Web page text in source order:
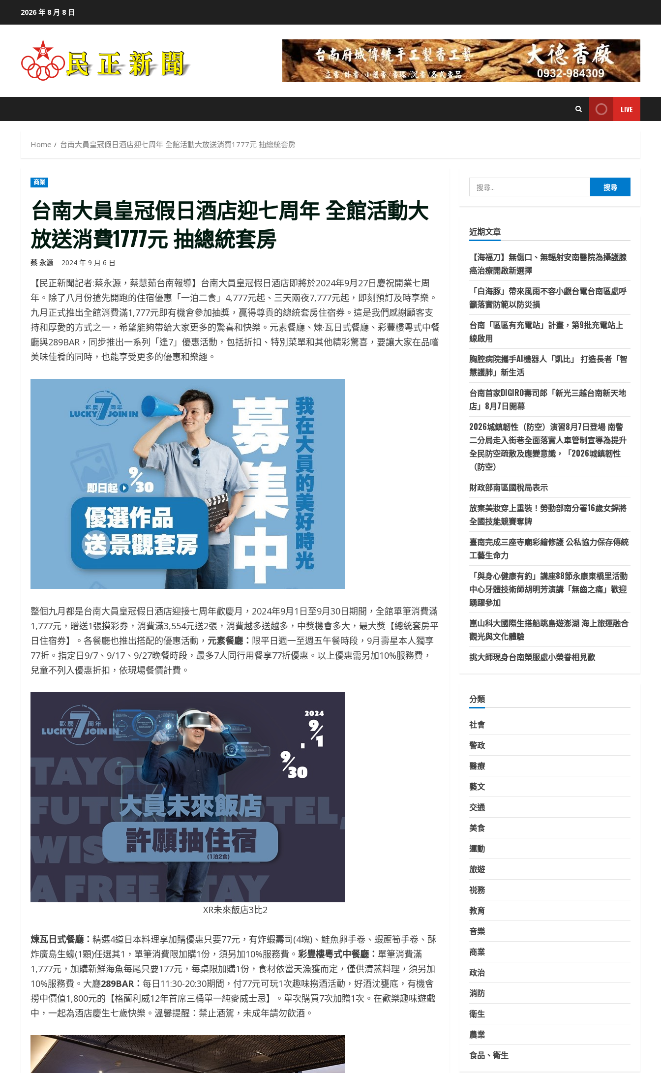
2026 年 8 月 8 日
LIVE
Home 台南大員皇冠假日酒店迎七周年 全館活動大放送消費1777元 抽總統套房
商業
台南大員皇冠假日酒店迎七周年 全館活動大
放送消費1777元 抽總統套房
蔡 永源 2024 年 9 月 6 日
【民正新聞記者:蔡永源，蔡慧茹台南報導】台南大員皇冠假日酒店即將於2024年9月27日慶祝開業七周
年。除了八月份搶先開跑的住宿優惠「一泊二食」4,777元起、三天兩夜7,777元起，即刻預訂及時享樂。
九月正式推出全館消費滿1,777元即有機會參加抽獎，贏得尊貴的總統套房住宿券。這是我們感謝顧客支
持和厚愛的方式之一，希望能夠帶給大家更多的驚喜和快樂。元素餐廳、煉·瓦日式餐廳、彩豐樓粵式中餐
廳與289BAR，同步推出一系列「逢7」優惠活動，包括折扣、特別菜單和其他精彩驚喜，要讓大家在品嚐
美味佳肴的同時，也能享受更多的優惠和樂趣。
整個九月都是台南大員皇冠假日酒店迎接七周年歡慶月，2024年9月1日至9月30日期間，全館單筆消費滿
1,777元，贈送1張摸彩券，消費滿3,554元送2張，消費越多送越多，中獎機會多大，最大獎【總統套房平
日住宿券】。各餐廳也推出搭配的優惠活動， 元素餐廳： 限平日週一至週五午餐時段，9月壽星本人獨享
77折。指定日9/7、9/17、9/27晚餐時段，最多7人同行用餐享77折優惠。以上優惠需另加10%服務費，
兒童不列入優惠折扣，依現場餐價計費。
XR未來飯店3比2
煉瓦日式餐廳： 精選4道日本料理享加購優惠只要77元，有炸蝦壽司(4塊)、鮭魚卵手卷、蝦蘆筍手卷、酥
炸廣島生蠔(1顆)任選其1，單筆消費限加購1份，須另加10%服務費。 彩豐樓粵式中餐廳： 單筆消費滿
1,777元，加購新鮮海魚每尾只要177元，每桌限加購1份，食材依當天漁獲而定，僅供清蒸料理，須另加
10%服務費。大廳289BAR： 每日11:30-20:30期間，付77元可玩1次趣味撈酒活動，好酒沈甕底，有機會
撈中價值1,800元的【格蘭利威12年首席三桶單一純麥威士忌】。單次購買7次加贈1次。在歡樂趣味遊戲
中，一起為酒店慶生七歲快樂。溫馨提醒：禁止酒駕，未成年請勿飲酒。
尋
字:
近期文章
【海福刀】無傷口、無輻射安南醫院為攝護腺
癌治療開啟新選擇
「白海豚」帶來風雨不容小覷台電台南區處呼
籲落實防範以防災損
台南「區區有充電站」計畫，第9批充電站上
線啟用
胸腔病院攜手AI機器人「凱比」 打造長者「智
慧護肺」新生活
台南首家DIGIRO壽司郎「新光三越台南新天地
店」8月7日開幕
2026城鎮韌性（防空）演習8月7日登場 南警
二分局走入街巷全面落實人車管制宣導為提升
全民防空疏散及應變意識，「2026城鎮韌性
（防空）
財政部南區國稅局表示
放棄美妝穿上重裝！勞動部南分署16歲女銲將
全國技能競賽奪牌
臺南完成三座寺廟彩繪修護 公私協力保存傳統
工藝生命力
「與身心健康有約」講座88節永康東橋里活動
中心牙體技術師胡明芳演講「無齒之痛」歡迎
踴躍參加
崑山科大國際生搭船跳島遊澎湖 海上旅運融合
觀光與文化體驗
挑大師現身台南榮服處小榮眷相見歡
分類
社會
警政
醫療
藝文
交通
美食
運動
旅遊
祱務
教育
音樂
商業
政治
消防
衛生
農業
食品、衛生